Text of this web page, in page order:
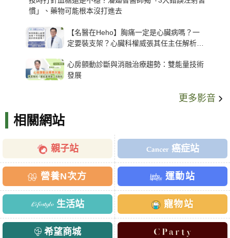
慣」、藥物可能根本沒打進去
【名醫在Heho】胸痛一定是心臟病嗎？一
定要裝支架？心臟科權威張其任主任解析支
心房顫動診斷與消融治療趨勢：雙能量技術
發展
更多影音
相關網站
親子站 癌症站
營養N次方 運動站
生活站 寵物站
希望商城